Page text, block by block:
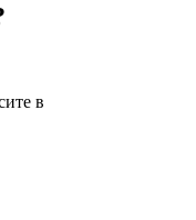
в